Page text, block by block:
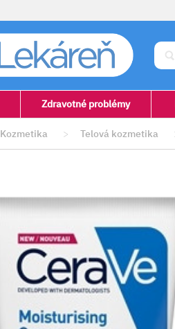
Zdravotné problémy
Kozmetika > Telová kozmetika